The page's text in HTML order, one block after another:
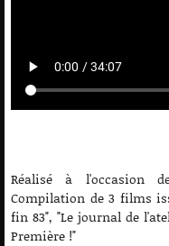
Réalisé à l'occasion
Compilation de 3 films
fin 83", "Le journal de
Première !"